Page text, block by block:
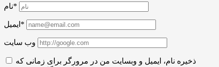
نام*
ایمیل*
وب سایت
ذخیره نام، ایمیل و وبسایت من در مرورگر برای زمانی که